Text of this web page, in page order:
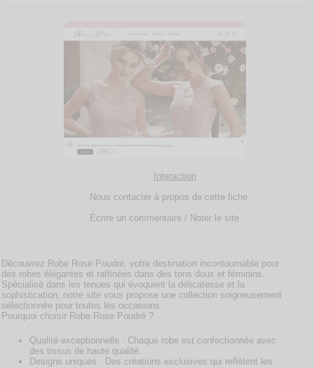
Interaction
Nous contacter à propos de cette fiche
Écrire un commentaire / Noter le site
Découvrez Robe Rose Poudré, votre destination incontournable pour
des robes élégantes et raffinées dans des tons doux et féminins.
Spécialisé dans les tenues qui évoquent la délicatesse et la
sophistication, notre site vous propose une collection soigneusement
sélectionnée pour toutes les occasions.
Pourquoi choisir Robe Rose Poudré ?
Qualité exceptionnelle : Chaque robe est confectionnée avec
des tissus de haute qualité.
Designs uniques : Des créations exclusives qui reflètent les